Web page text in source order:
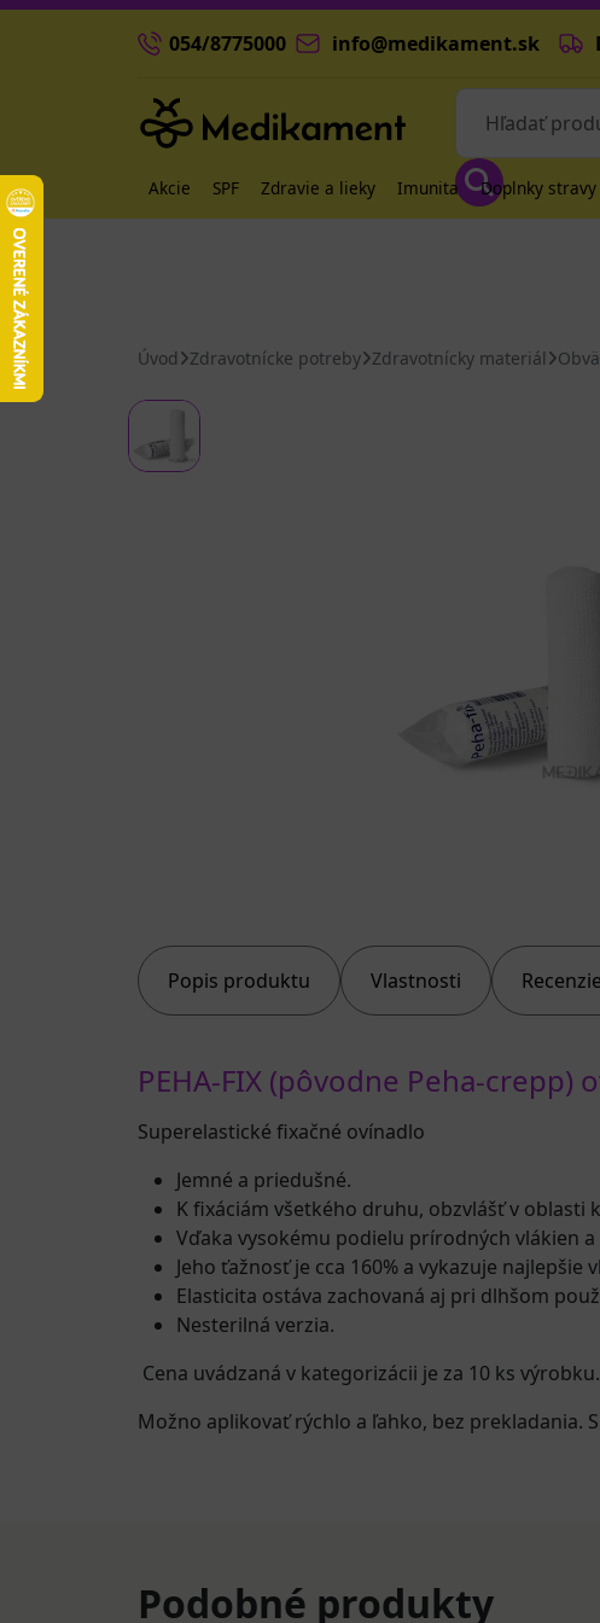
054/8775000 info@medikament.sk
Akcie SPF Zdravie a lieky Imunita Doplnky stravy
Úvod Zdravotnícke potreby Zdravotnícky materiál
Popis produktu Vlastnosti Recenzie
PEHA-FIX (pôvodne Peha-
Superelastické fixačné ovínadlo
Jemné a priedušné.
K fixáciám všetkého druhu, obzvlášť v oblasti
Vďaka vysokému podielu prírodných vlákien
Jeho ťažnosť je cca 160% a vykazuje najlepšie
Elasticita ostáva zachovaná aj pri dlhšom
Nesterilná verzia.
Cena uvádzaná v kategorizácii je za 10 ks výrobku.
Možno aplikovať rýchlo a ľahko, bez prekladania.
Podobné produkty